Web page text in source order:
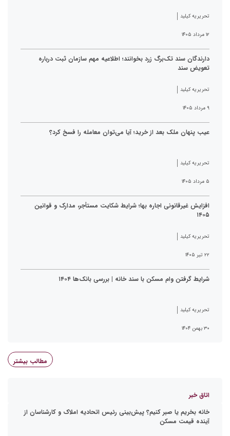
تحریریه کیلید
۱۲ مرداد ۱۴۰۵
دارندگان سند تک‌برگ زرد بخوانند؛ اطلاعیه مهم سازمان ثبت درباره
تعویض سند
تحریریه کیلید
۹ مرداد ۱۴۰۵
عیب پنهان ملک بعد از خرید؛ آیا می‌توان معامله را فسخ کرد؟
تحریریه کیلید
۵ مرداد ۱۴۰۵
افزایش غیرقانونی اجاره بها؛ شرایط شکایت مستأجر، مدارک و قوانین
۱۴۰۵
تحریریه کیلید
۲۲ تیر ۱۴۰۵
شرایط گرفتن وام مسکن با سند خانه | بررسی بانک‌ها ۱۴۰۴
تحریریه کیلید
۳۰ بهمن ۱۴۰۴
مطالب بیشتر
اتاق خبر
خانه بخریم یا صبر کنیم؟ پیش‌بینی رئیس اتحادیه املاک و کارشناسان از
آینده قیمت مسکن